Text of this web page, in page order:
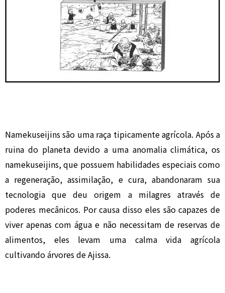
Namekuseijins são uma raça tipicamente agrícola. Após a
ruina do planeta devido a uma anomalia climática, os
namekuseijins, que possuem habilidades especiais como
a regeneração, assimilação, e cura, abandonaram sua
tecnologia que deu origem a milagres através de
poderes mecânicos. Por causa disso eles são capazes de
viver apenas com água e não necessitam de reservas de
alimentos, eles levam uma calma vida agrícola
cultivando árvores de Ajissa.